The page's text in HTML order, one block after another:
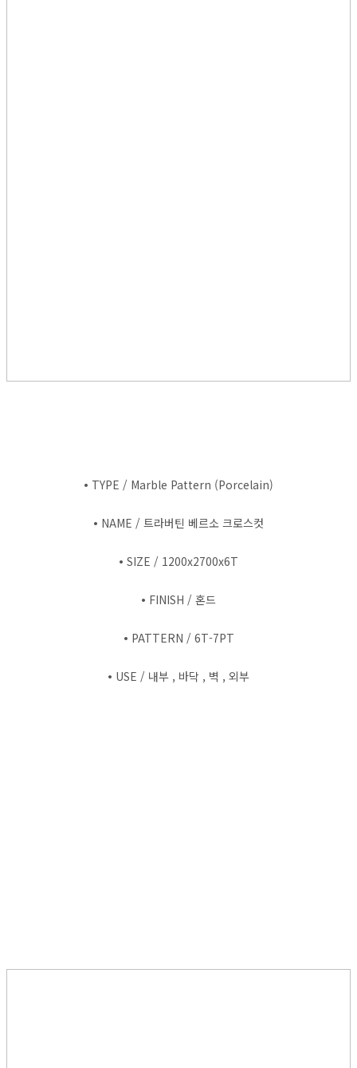
• TYPE / Marble Pattern (Porcelain)
• NAME / 트라버틴 베르소 크로스컷
• SIZE / 1200x2700x6T
• FINISH / 혼드
• PATTERN / 6T-7PT
• USE / 내부 , 바닥 , 벽 , 외부